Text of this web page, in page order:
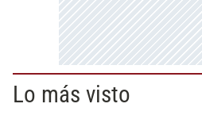
Lo más visto